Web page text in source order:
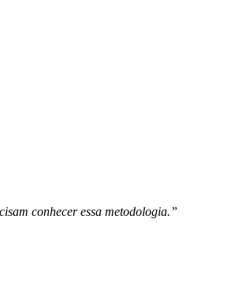
conhecer essa metodologia.”